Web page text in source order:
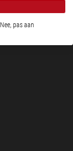
Nee, pas aan